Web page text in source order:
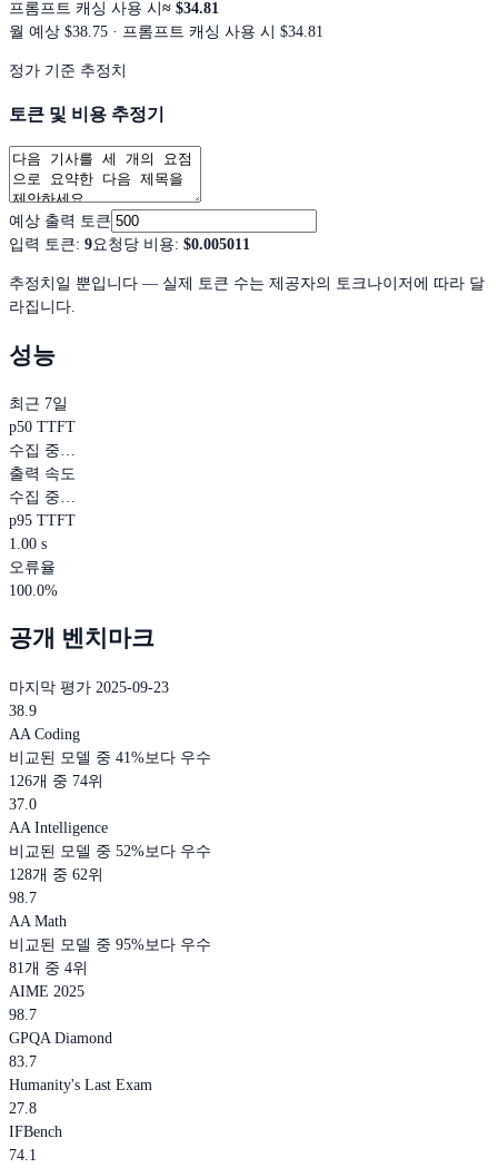
프롬프트 캐싱 사용 시 ≈ $34.81
월 예상 $38.75 · 프롬프트 캐싱 사용 시 $34.81
정가 기준 추정치
토큰 및 비용 추정기
예상 출력 토큰
입력 토큰: 9요청당 비용: $0.005011
추정치일 뿐입니다 — 실제 토큰 수는 제공자의 토크나이저에 따라 달
라집니다.
성능
최근 7일
p50 TTFT
수집 중…
출력 속도
수집 중…
p95 TTFT
1.00 s
오류율
100.0%
공개 벤치마크
마지막 평가 2025-09-23
38.9
AA Coding
비교된 모델 중 41%보다 우수
126개 중 74위
37.0
AA Intelligence
비교된 모델 중 52%보다 우수
128개 중 62위
98.7
AA Math
비교된 모델 중 95%보다 우수
81개 중 4위
AIME 2025
98.7
GPQA Diamond
83.7
Humanity's Last Exam
27.8
IFBench
74.1